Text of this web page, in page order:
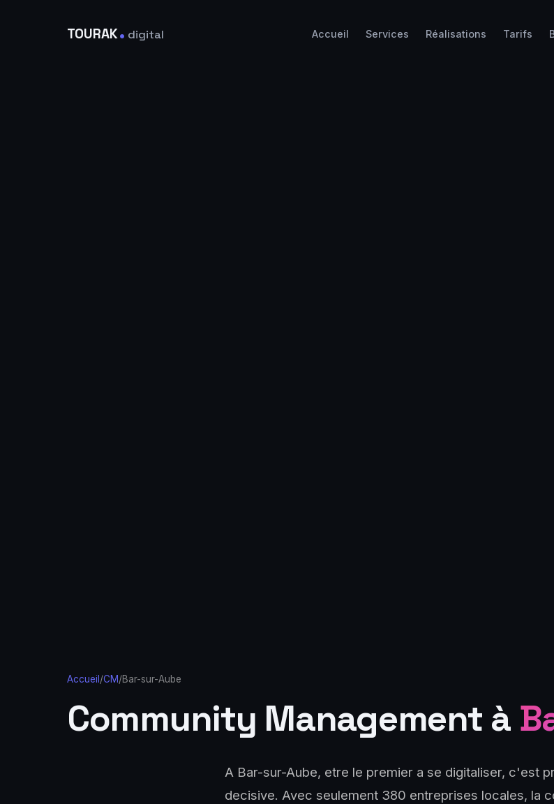
TOURAK. digital Accueil Services Réalisations Tarifs
Accueil /CM/Bar-sur-Aube
Community Management à
A Bar-sur-Aube, etre le premier a se digitaliser, c'est
decisive. Avec seulement 380 entreprises locales, la